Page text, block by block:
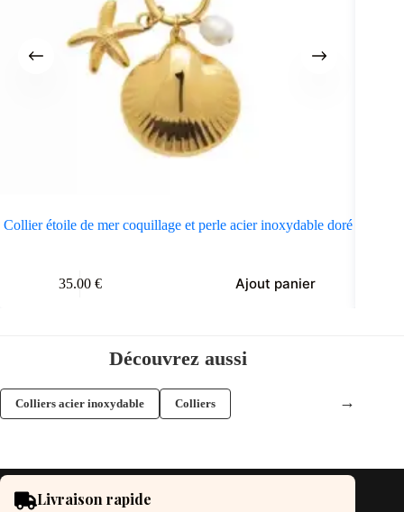
Collier étoile de mer coquillage et perle acier inoxydable doré
35.00 € Ajout panier
Découvrez aussi
Colliers acier inoxydable Colliers →
Livraison rapide